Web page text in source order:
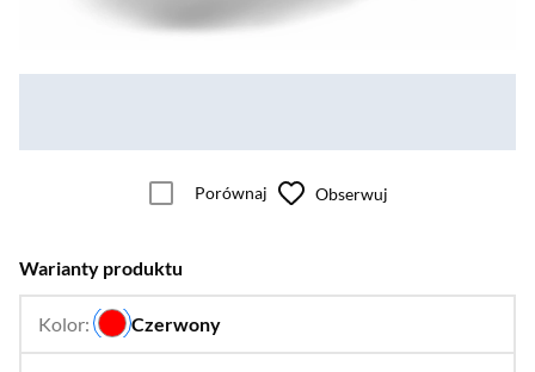
Porównaj Obserwuj
Warianty produktu
Kolor: Czerwony